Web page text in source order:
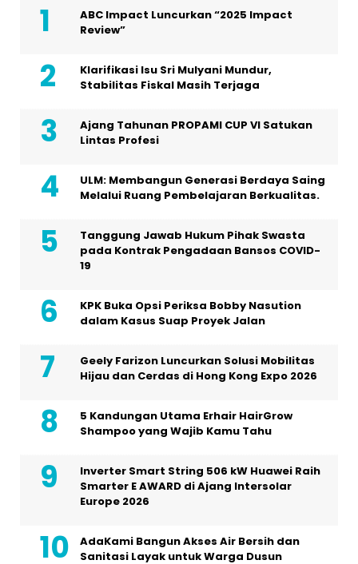
ABC Impact Luncurkan “2025 Impact
Review”
Klarifikasi Isu Sri Mulyani Mundur,
Stabilitas Fiskal Masih Terjaga
Ajang Tahunan PROPAMI CUP VI Satukan
Lintas Profesi
ULM: Membangun Generasi Berdaya Saing
Melalui Ruang Pembelajaran Berkualitas.
Tanggung Jawab Hukum Pihak Swasta
pada Kontrak Pengadaan Bansos COVID-
19
KPK Buka Opsi Periksa Bobby Nasution
dalam Kasus Suap Proyek Jalan
Geely Farizon Luncurkan Solusi Mobilitas
Hijau dan Cerdas di Hong Kong Expo 2026
5 Kandungan Utama Erhair HairGrow
Shampoo yang Wajib Kamu Tahu
Inverter Smart String 506 kW Huawei Raih
Smarter E AWARD di Ajang Intersolar
Europe 2026
AdaKami Bangun Akses Air Bersih dan
Sanitasi Layak untuk Warga Dusun